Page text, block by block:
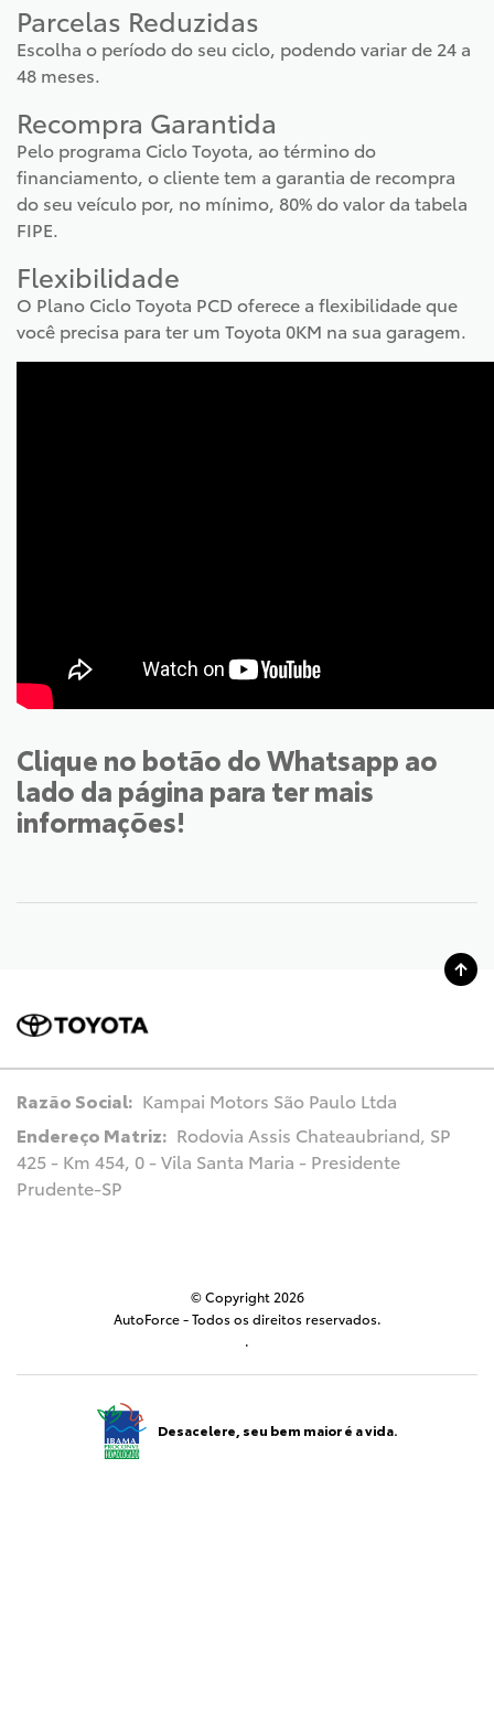
Parcelas Reduzidas
Escolha o período do seu ciclo, podendo variar de 24 a
48 meses.
Recompra Garantida
Pelo programa Ciclo Toyota, ao término do
financiamento, o cliente tem a garantia de recompra
do seu veículo por, no mínimo, 80% do valor da tabela
FIPE.
Flexibilidade
O Plano Ciclo Toyota PCD oferece a flexibilidade que
você precisa para ter um Toyota 0KM na sua garagem.
Clique no botão do Whatsapp ao
lado da página para ter mais
informações!
Razão Social: Kampai Motors São Paulo Ltda
Endereço Matriz: Rodovia Assis Chateaubriand, SP
425 - Km 454, 0 - Vila Santa Maria - Presidente
Prudente-SP
© Copyright 2026
AutoForce - Todos os direitos reservados.
.
Desacelere, seu bem maior é a vida.